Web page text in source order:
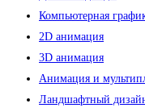
Компьютерная
2D анимация
3D анимация
Анимация и
Ландшафтный